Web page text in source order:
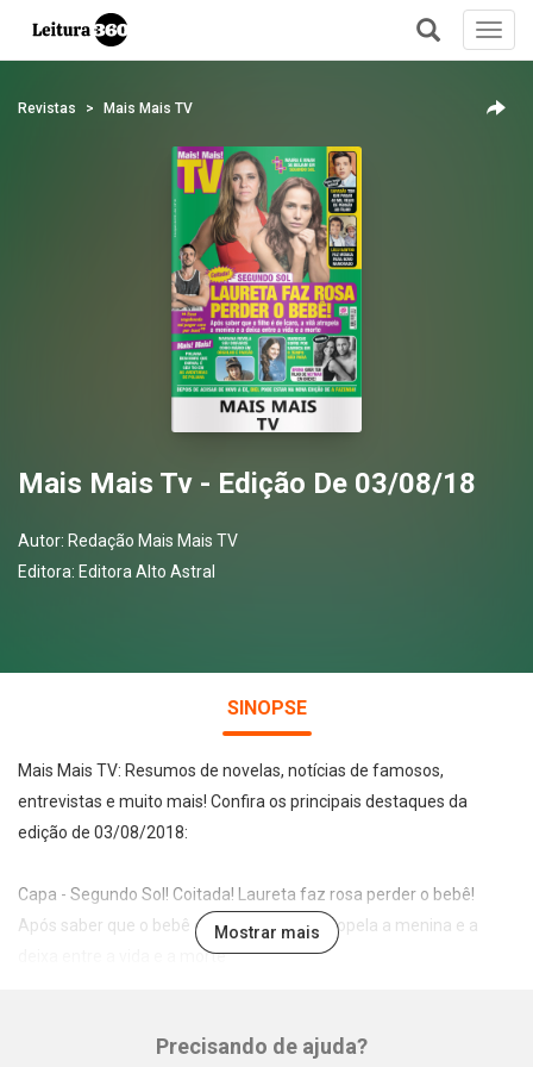
+
Revistas Mais Mais TV
Mais Mais Tv - Edição De 03/08/18
Autor: Redação Mais Mais TV
Editora: Editora Alto Astral
SINOPSE
Mais Mais TV: Resumos de novelas, notícias de famosos,
entrevistas e muito mais! Confira os principais destaques da
edição de 03/08/2018:
Capa - Segundo Sol! Coitada! Laureta faz rosa perder o bebê!
Após saber que o bebê é de Ícaro, a vilã atropela a menina e a
deixa entre a vida e a morte
Mariana revela seu disfarce como Mário em Orgulho e Paixão
Mostrar mais
Precisando de ajuda?
Facebook Twitter